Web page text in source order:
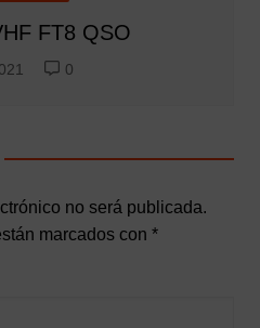
FT8 QSO
0
no será publicada.
marcados con *